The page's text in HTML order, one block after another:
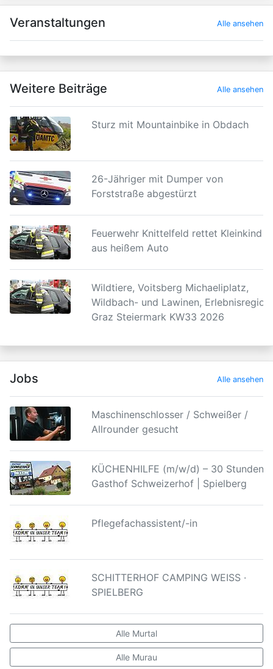
×
Veranstaltungen Alle ansehen
Weitere Beiträge Alle ansehen
Sturz mit Mountainbike in Obdach
26-Jähriger mit Dumper von
Forststraße abgestürzt
Feuerwehr Knittelfeld rettet Kleinkind
aus heißem Auto
Wildtiere, Voitsberg Michaeliplatz,
Wildbach- und Lawinen, Erlebnisregion
Graz Steiermark KW33 2026
Jobs Alle ansehen
Maschinenschlosser / Schweißer /
Allrounder gesucht
KÜCHENHILFE (m/w/d) – 30 Stunden |
Gasthof Schweizerhof | Spielberg
Pflegefachassistent/-in
SCHITTERHOF CAMPING WEISS ·
SPIELBERG
Alle Murtal
Alle Murau